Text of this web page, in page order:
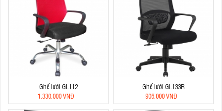
Ghế lưới GL112
1.330.000 VNĐ
Ghế lưới GL133R
906.000 VNĐ